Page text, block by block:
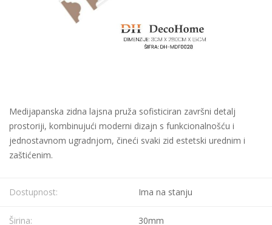
Medijapanska zidna lajsna pruža sofisticiran završni detalj
prostoriji, kombinujući moderni dizajn s funkcionalnošću i
jednostavnom ugradnjom, čineći svaki zid estetski urednim i
zaštićenim.
Dostupnost: Ima na stanju
Širina: 30mm